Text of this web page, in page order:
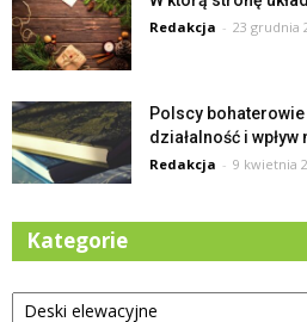
Redakcja - 23 grudnia
Polscy
działalność i
Redakcja - 9 kwietnia
Kategorie
Kategorie